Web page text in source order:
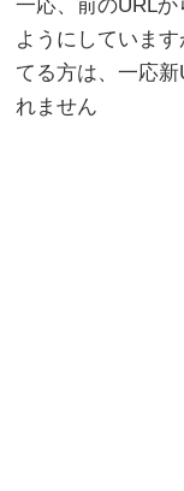
一応、前のURL
ようにしていま
てる方は、一応
れません